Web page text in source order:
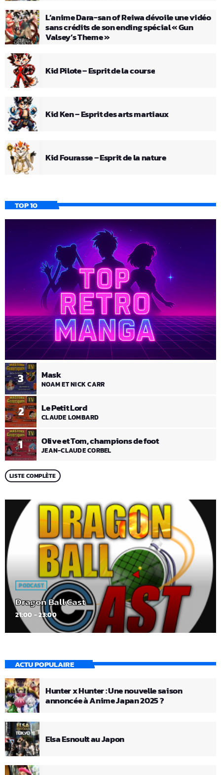
L’anime Dara-san of Reiwa dévoile une vidéo
sans crédits de son ending spécial « Gun
Valsey’s Theme »
Kid Pilote – Esprit de la course
Kid Ken – Esprit des arts martiaux
Kid Fourasse – Esprit de la nature
TOP 10
1 Olive et Tom, champions de foot
JEAN-CLAUDE CORBEL
2 Le Petit Lord
CLAUDE LOMBARD
3 Mask
NOAM ET NICK CARR
LISTE COMPLÈTE
PODCAST
Dragon Ball Cast
21:00 - 23:00
ACTU POPULAIRE
Hunter x Hunter : Une nouvelle saison
annoncée à Anime Japan 2025 ?
Elsa Esnoult au Japon